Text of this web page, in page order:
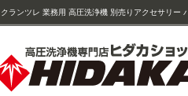
クランツレ 業務用 高圧洗浄機 別売りアクセサリー
付 ( 410583 410583 )